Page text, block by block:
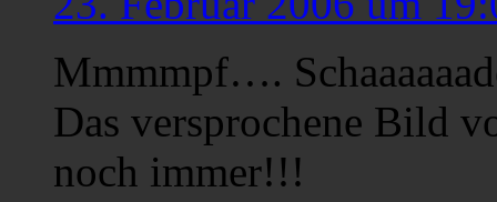
Mmmmpf….
Das versprochene Bild
noch immer!!!